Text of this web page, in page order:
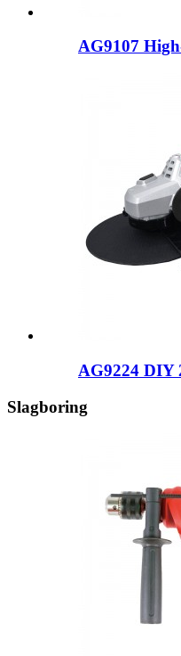
AG9107
AG9224 DIY
Slagboring